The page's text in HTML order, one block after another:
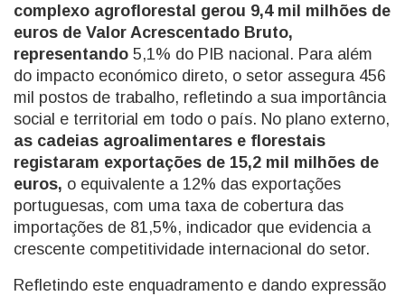
complexo agroflorestal gerou 9,4 mil milhões de
euros de Valor Acrescentado Bruto,
representando 5,1% do PIB nacional. Para além
do impacto económico direto, o setor assegura 456
mil postos de trabalho, refletindo a sua importância
social e territorial em todo o país. No plano externo,
as cadeias agroalimentares e florestais
registaram exportações de 15,2 mil milhões de
euros, o equivalente a 12% das exportações
portuguesas, com uma taxa de cobertura das
importações de 81,5%, indicador que evidencia a
crescente competitividade internacional do setor.
Refletindo este enquadramento e dando expressão